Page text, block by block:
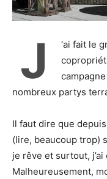
J
‘ai fait le
nombreux partys
Il faut dire que
(lire, beaucoup trop)
je rêve et surtout,
Malheureusement,